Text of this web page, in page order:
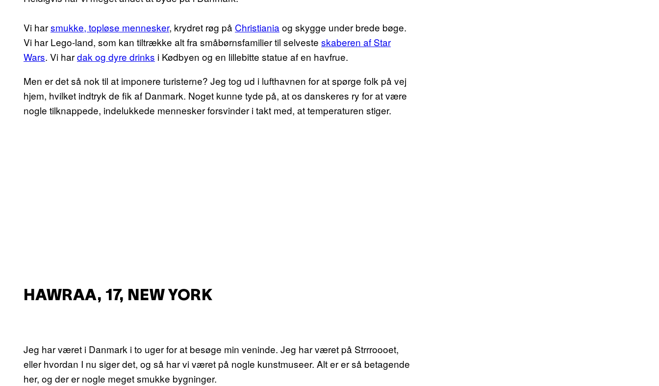
Vi harsmukke, topløse mennesker, krydret røg på Christiania og skygge under brede bøge.
Vi har Lego-land, som kan tiltrække alt fra småbørnsfamilier til selveste skaberen af Star
Wars. Vi hardak og dyre drinks i Kødbyen og en lillebitte statue af en havfrue.
Men er det så nok til at imponere turisterne? Jeg tog ud i lufthavnen for at spørge folk på vej
hjem, hvilket indtryk de fik af Danmark. Noget kunne tyde på, at os danskeres ry for at være
nogle tilknappede, indelukkede mennesker forsvinder i takt med, at temperaturen stiger.
HAWRAA, 17, NEW YORK
Jeg har været i Danmark i to uger for at besøge min veninde. Jeg har været på Strrroooet,
eller hvordan I nu siger det, og så har vi været på nogle kunstmuseer. Alt er er så betagende
her, og der er nogle meget smukke bygninger.